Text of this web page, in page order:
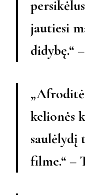
jautiesi
didybę.“
kelionės
saulėlydį
filme.“ –